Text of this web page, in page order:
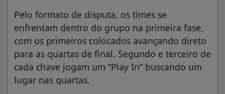
Pelo formato de disputa, os times se
enfrentam dentro do grupo na primeira fase,
com os primeiros colocados avançando direto
para as quartas de final. Segundo e terceiro de
cada chave jogam um “Play In” buscando um
lugar nas quartas.